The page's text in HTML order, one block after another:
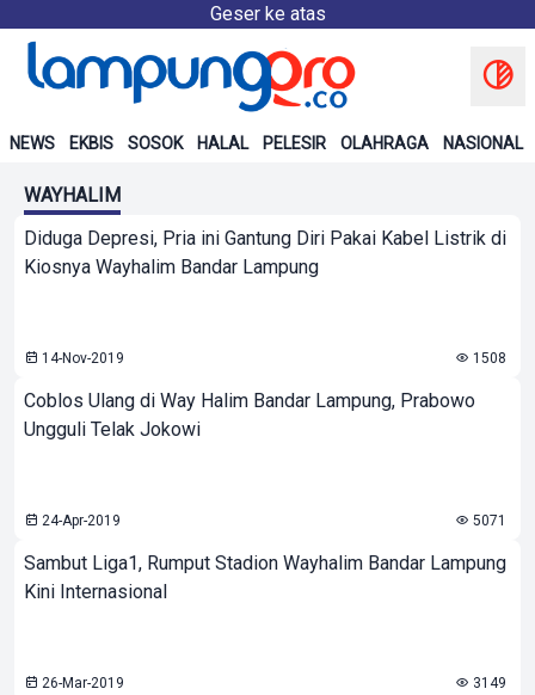
Geser ke atas
NEWS EKBIS SOSOK HALAL PELESIR OLAHRAGA NASIONAL
WAYHALIM
Diduga Depresi, Pria ini Gantung Diri Pakai Kabel Listrik di
Kiosnya Wayhalim Bandar Lampung
14-Nov-2019 1508
Coblos Ulang di Way Halim Bandar Lampung, Prabowo
Ungguli Telak Jokowi
24-Apr-2019 5071
Sambut Liga1, Rumput Stadion Wayhalim Bandar Lampung
Kini Internasional
26-Mar-2019 3149